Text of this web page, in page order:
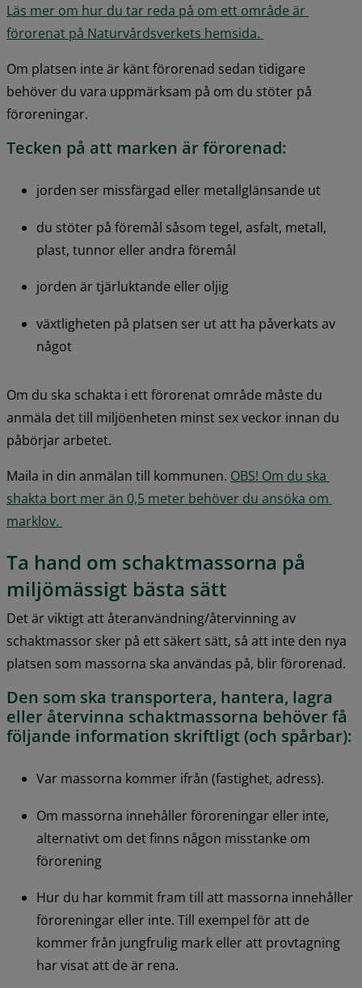
Läs mer om hur du tar reda på om ett område är
förorenat på Naturvårdsverkets hemsida.
Om platsen inte är känt förorenad sedan tidigare
behöver du vara uppmärksam på om du stöter på
föroreningar.
Tecken på att marken är förorenad:
jorden ser missfärgad eller metallglänsande ut
du stöter på föremål såsom tegel, asfalt, metall,
plast, tunnor eller andra föremål
jorden är tjärluktande eller oljig
växtligheten på platsen ser ut att ha påverkats av
något
Om du ska schakta i ett förorenat område måste du
anmäla det till miljöenheten minst sex veckor innan du
påbörjar arbetet.
Maila in din anmälan till kommunen. OBS! Om du ska
shakta bort mer än 0,5 meter behöver du ansöka om
marklov.
Ta hand om schaktmassorna på
miljömässigt bästa sätt
Det är viktigt att återanvändning/återvinning av
schaktmassor sker på ett säkert sätt, så att inte den nya
platsen som massorna ska användas på, blir förorenad.
Den som ska transportera, hantera, lagra
eller återvinna schaktmassorna behöver få
följande information skriftligt (och spårbar):
Var massorna kommer ifrån (fastighet, adress).
Om massorna innehåller föroreningar eller inte,
alternativt om det finns någon misstanke om
förorening
Hur du har kommit fram till att massorna innehåller
föroreningar eller inte. Till exempel för att de
kommer från jungfrulig mark eller att provtagning
har visat att de är rena.